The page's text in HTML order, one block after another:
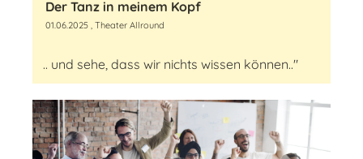
Der Tanz in meinem Kopf
01.06.2025 , Theater Allround
.. und sehe, dass wir nichts wissen können.."